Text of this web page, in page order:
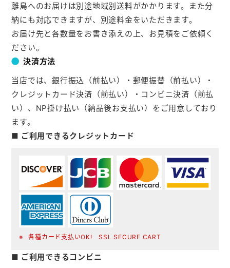
離島へのお届けは別途地域別送料がかかります。また分
納にも対応できますが、別途料金をいただきます。
お届け先と各数量をお書き添えの上、お見積をご依頼く
ださい。
決済方法
当店では、銀行振込（前払い）・郵便振替（前払い）・
クレジットカード決済（前払い）・コンビニ決済（前払
い）、NP掛け払い（納品後お支払い）をご用意しており
ます。
■ ご利用できるクレジットカード
各種カード支払いOK! SSL SECURE CART
■ ご利用できるコンビニ